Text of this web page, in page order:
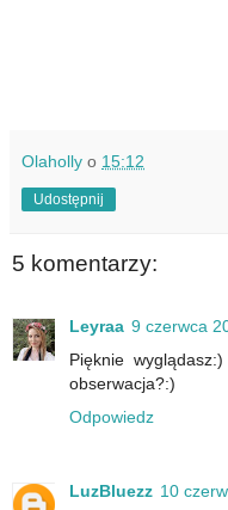
Olaholly o 15:12
Udostępnij
5 komentarzy:
Leyraa 9 czerwca
Pięknie
obserwacja?:)
Odpowiedz
LuzBluezz 10